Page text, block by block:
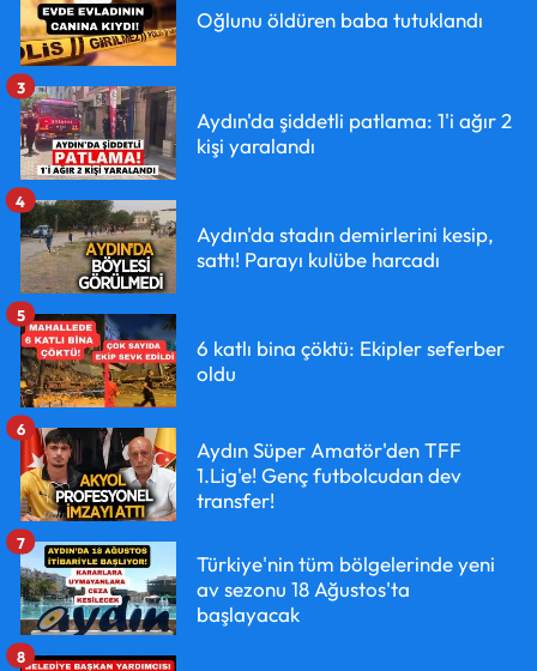
Oğlunu öldüren baba tutuklandı
Aydın'da şiddetli patlama: 1'i ağır 2
kişi yaralandı
3
Aydın'da stadın demirlerini kesip,
sattı! Parayı kulübe harcadı
4
6 katlı bina çöktü: Ekipler seferber
oldu
5
Aydın Süper Amatör'den TFF
1.Lig'e! Genç futbolcudan dev
transfer!
6
Türkiye'nin tüm bölgelerinde yeni
av sezonu 18 Ağustos'ta
başlayacak
7
8